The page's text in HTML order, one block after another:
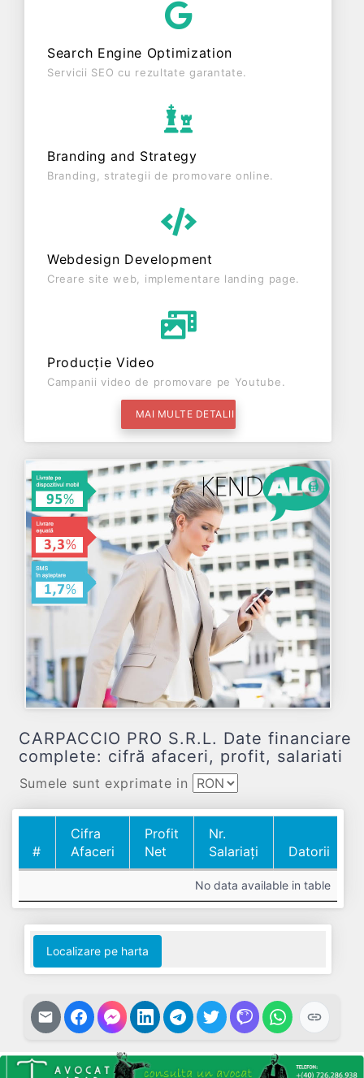
Search Engine Optimization
Servicii SEO cu rezultate garantate.
Branding and Strategy
Branding, strategii de promovare online.
Webdesign Development
Creare site web, implementare landing page.
Producție Video
Campanii video de promovare pe Youtube.
MAI MULTE DETALII
CARPACCIO PRO S.R.L. Date financiare
complete: cifră afaceri, profit, salariati
Sumele sunt exprimate in
#
Cifra
Afaceri
Profit
Net
Nr.
Salariați
Datorii
Afaceri
Net
Nr.
Salariați
Datorii
No data available in table
Localizare pe harta